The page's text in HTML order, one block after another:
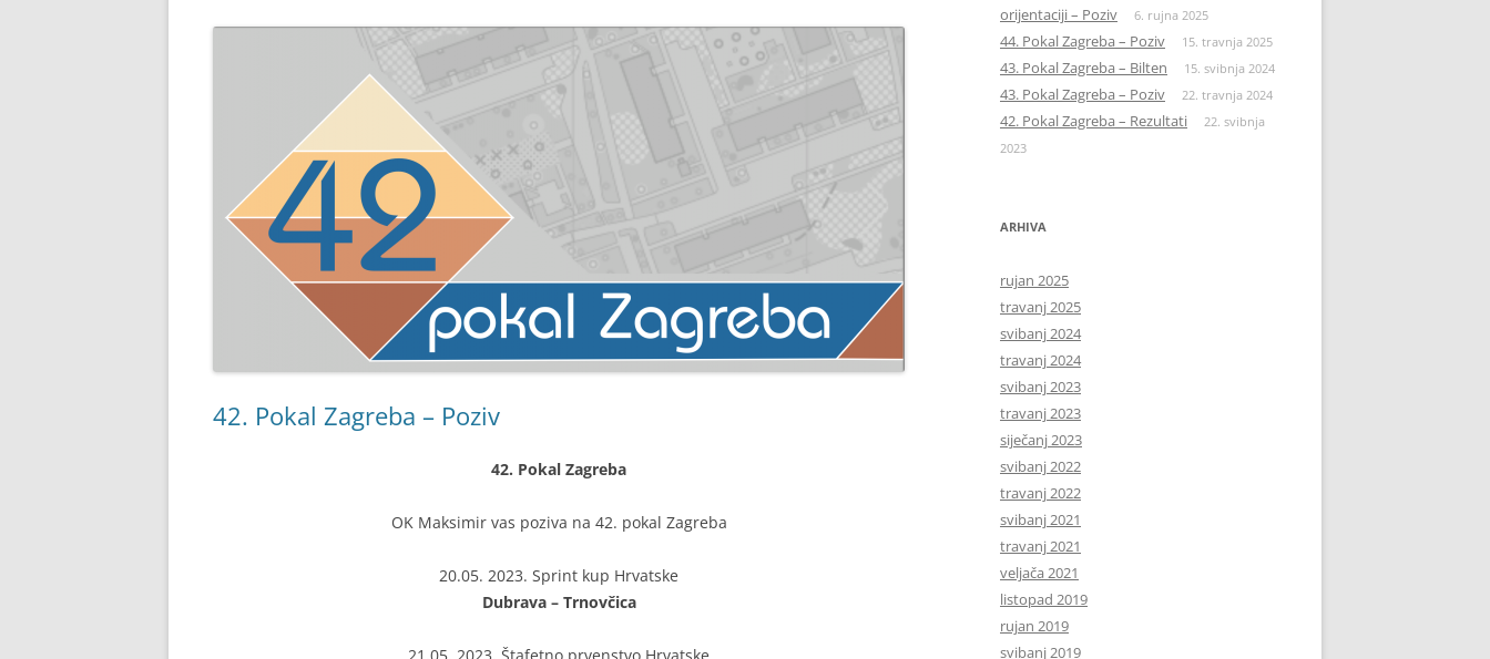
42. Pokal Zagreba – Poziv
42. Pokal Zagreba
OK Maksimir vas poziva na 42. pokal Zagreba
20.05. 2023. Sprint kup Hrvatske
Dubrava – Trnovčica
orijentaciji – Poziv
6. rujna 2025
44. Pokal Zagreba – Poziv 15. travnja 2025
43. Pokal Zagreba – Bilten 15. svibnja 2024
43. Pokal Zagreba – Poziv 22. travnja 2024
42. Pokal Zagreba – Rezultati
22. svibnja
2023
ARHIVA
rujan 2025
travanj 2025
svibanj 2024
travanj 2024
svibanj 2023
travanj 2023
siječanj 2023
svibanj 2022
travanj 2022
svibanj 2021
travanj 2021
veljača 2021
listopad 2019
rujan 2019
svibanj 2019